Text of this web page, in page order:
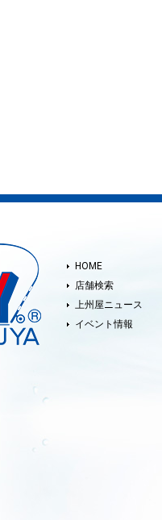
HOME
店舗検索
上州屋ニュース
イベント情報